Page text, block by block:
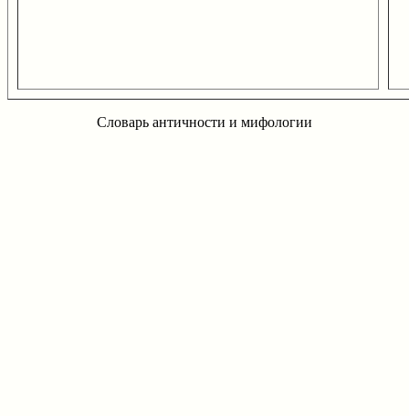
Словарь античности и мифологии